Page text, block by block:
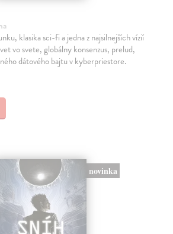
klasika sci-fi a jedna z najsilnejších vízií
vo svete, globálny konsenzus, prelud,
dátového bajtu v kyberpriestore.
novinka